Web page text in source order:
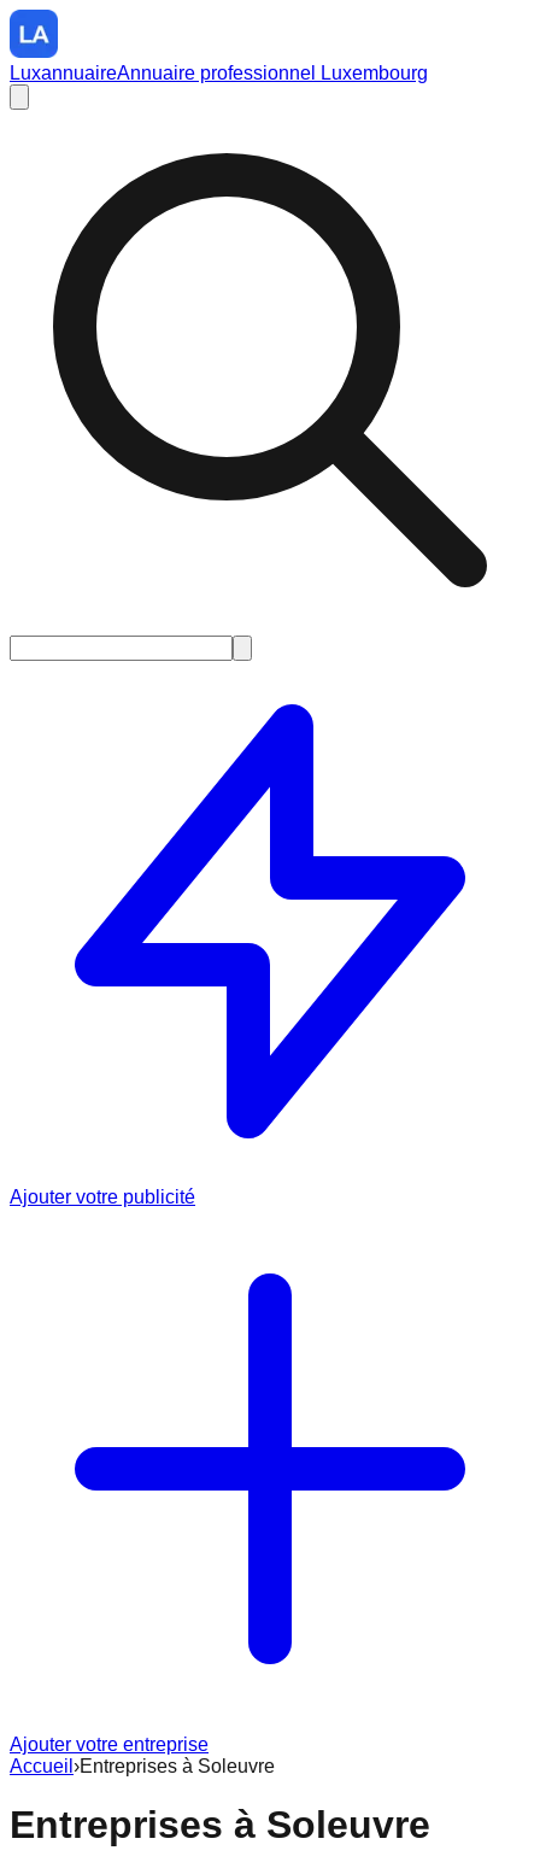
LuxannuaireAnnuaire professionnel Luxembourg
Ajouter votre publicité
Ajouter votre entreprise
Accueil ›Entreprises à Soleuvre
Entreprises à Soleuvre